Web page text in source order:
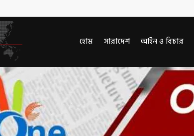
হোম সারাদেশ আইন ও বিচার